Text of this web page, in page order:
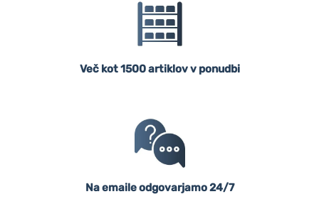
Več kot 1500 artiklov v ponudbi
Na emaile odgovarjamo 24/7